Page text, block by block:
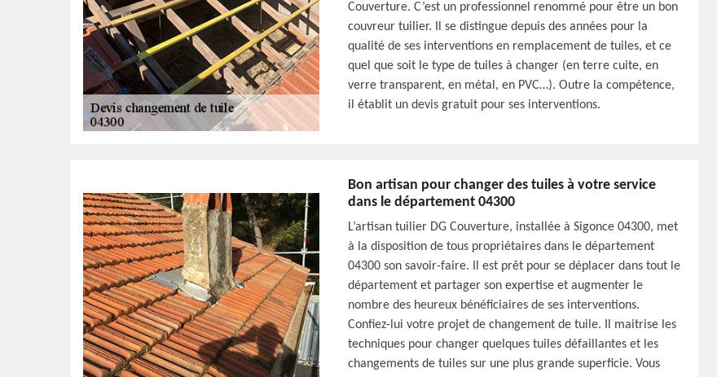
Couverture. C’est un professionnel renommé pour être un bon
couvreur tuilier. Il se distingue depuis des années pour la
qualité de ses interventions en remplacement de tuiles, et ce
quel que soit le type de tuiles à changer (en terre cuite, en
verre transparent, en métal, en PVC…). Outre la compétence,
il établit un devis gratuit pour ses interventions.
Bon artisan pour changer des tuiles à votre service
dans le département 04300
L’artisan tuilier DG Couverture, installée à Sigonce 04300, met
à la disposition de tous propriétaires dans le département
04300 son savoir-faire. Il est prêt pour se déplacer dans tout le
département et partager son expertise et augmenter le
nombre des heureux bénéficiaires de ses interventions.
Confiez-lui votre projet de changement de tuile. Il maitrise les
techniques pour changer quelques tuiles défaillantes et les
changements de tuiles sur une plus grande superficie. Vous